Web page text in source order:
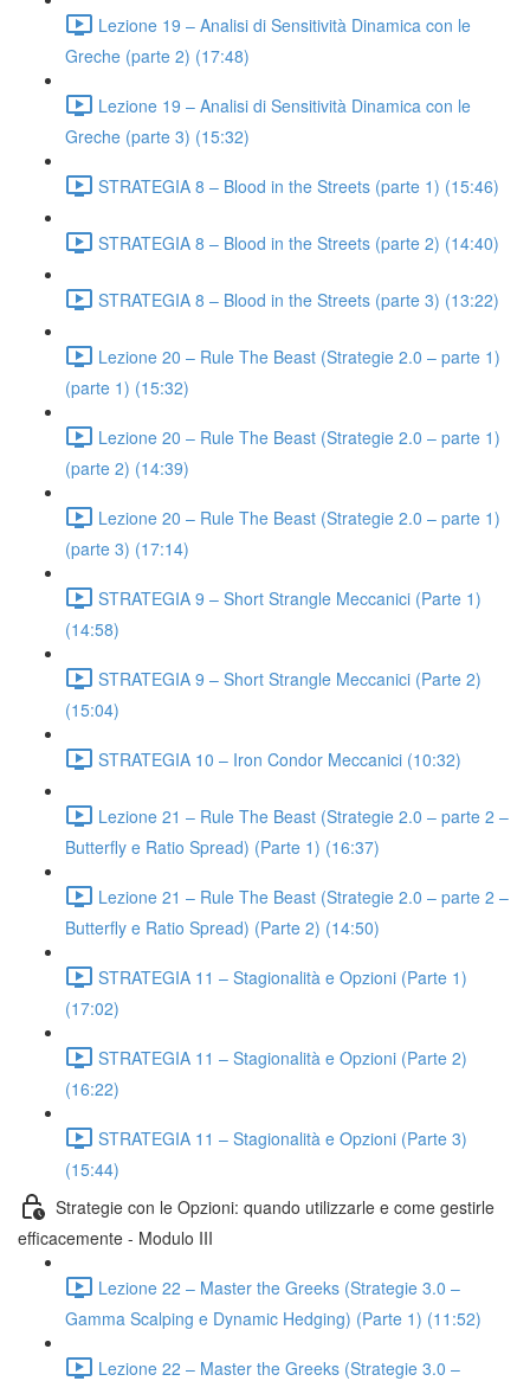
Lezione 19 – Analisi di Sensitività Dinamica con le
Greche (parte 2) (17:48)
Lezione 19 – Analisi di Sensitività Dinamica con le
Greche (parte 3) (15:32)
STRATEGIA 8 – Blood in the Streets (parte 1) (15:46)
STRATEGIA 8 – Blood in the Streets (parte 2) (14:40)
STRATEGIA 8 – Blood in the Streets (parte 3) (13:22)
Lezione 20 – Rule The Beast (Strategie 2.0 – parte 1)
(parte 1) (15:32)
Lezione 20 – Rule The Beast (Strategie 2.0 – parte 1)
(parte 2) (14:39)
Lezione 20 – Rule The Beast (Strategie 2.0 – parte 1)
(parte 3) (17:14)
STRATEGIA 9 – Short Strangle Meccanici (Parte 1)
(14:58)
STRATEGIA 9 – Short Strangle Meccanici (Parte 2)
(15:04)
STRATEGIA 10 – Iron Condor Meccanici (10:32)
Lezione 21 – Rule The Beast (Strategie 2.0 – parte 2 –
Butterfly e Ratio Spread) (Parte 1) (16:37)
Lezione 21 – Rule The Beast (Strategie 2.0 – parte 2 –
Butterfly e Ratio Spread) (Parte 2) (14:50)
STRATEGIA 11 – Stagionalità e Opzioni (Parte 1)
(17:02)
STRATEGIA 11 – Stagionalità e Opzioni (Parte 2)
(16:22)
STRATEGIA 11 – Stagionalità e Opzioni (Parte 3)
(15:44)
Strategie con le Opzioni: quando utilizzarle e come gestirle
efficacemente - Modulo III
Lezione 22 – Master the Greeks (Strategie 3.0 –
Gamma Scalping e Dynamic Hedging) (Parte 1) (11:52)
Lezione 22 – Master the Greeks (Strategie 3.0 –